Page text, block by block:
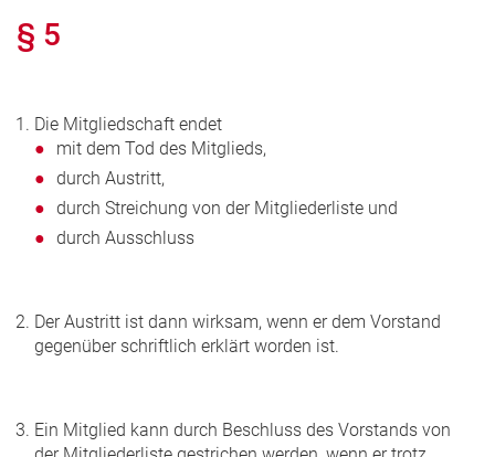
§ 5
Die Mitgliedschaft endet
mit dem Tod des Mitglieds,
durch Austritt,
durch Streichung von der Mitgliederliste und
durch Ausschluss
Der Austritt ist dann wirksam, wenn er dem Vorstand
gegenüber schriftlich erklärt worden ist.
Ein Mitglied kann durch Beschluss des Vorstands von